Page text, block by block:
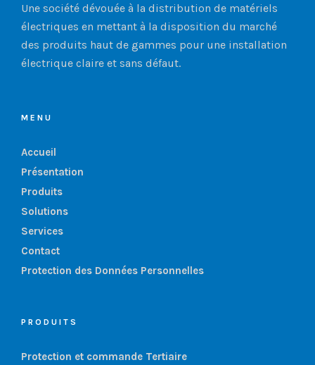
Une société dévouée à la distribution de matériels
électriques en mettant à la disposition du marché
des produits haut de gammes pour une installation
électrique claire et sans défaut.
MENU
Accueil
Présentation
Produits
Solutions
Services
Contact
Protection des Données Personnelles
PRODUITS
Protection et commande Tertiaire